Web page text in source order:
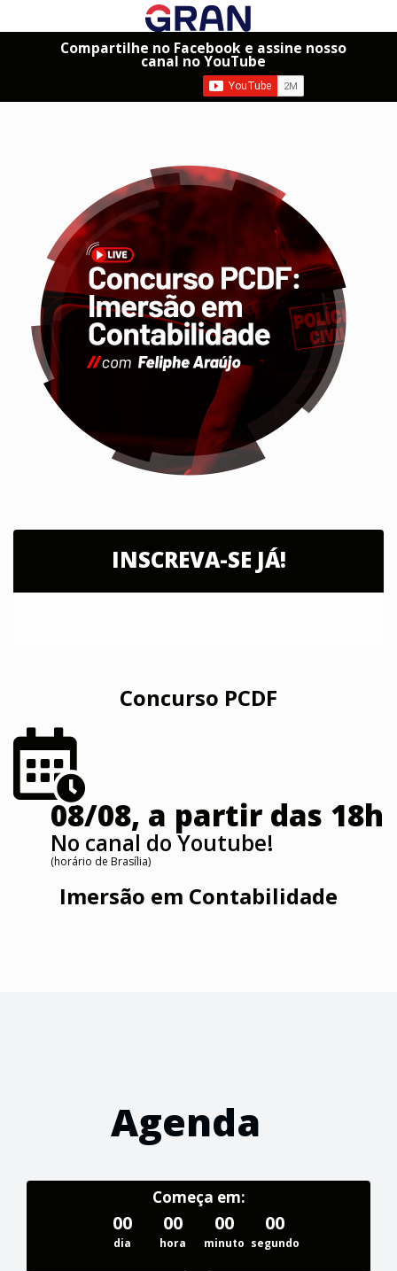
Compartilhe no Facebook e assine nosso
canal no YouTube
INSCREVA-SE JÁ!
Concurso PCDF
08/08, a partir das 18h
No canal do Youtube!
(horário de Brasília)
Imersão em Contabilidade
Agenda
Começa em:
00
dia
00
hora
00
minuto
00
segundo